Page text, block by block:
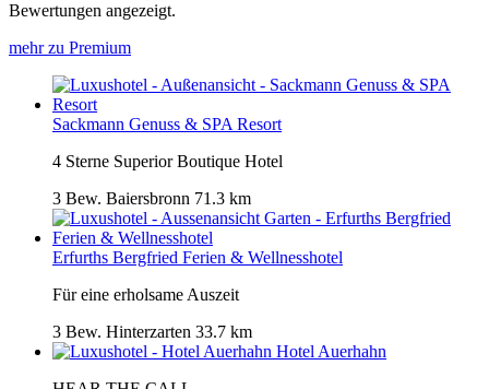
Bewertungen angezeigt.
mehr zu Premium
Sackmann Genuss & SPA Resort
4 Sterne Superior Boutique Hotel
3 Bew. Baiersbronn 71.3 km
Erfurths Bergfried Ferien & Wellnesshotel
Für eine erholsame Auszeit
3 Bew. Hinterzarten 33.7 km
Hotel Auerhahn